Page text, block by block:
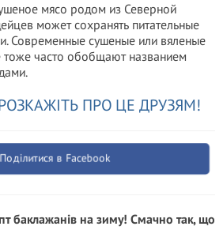
мясо родом из Северной
может сохранять питательные
Современные сушеные или вяленые
тоже часто обобщают названием
ПРО ЦЕ ДРУЗЯМ!
Поділитися в Facebook